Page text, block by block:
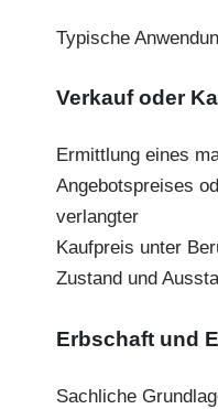
Typische
Verkauf oder
Ermittlung eines
Angebotspreises
verlangter
Kaufpreis unter
Zustand und
Erbschaft und
Sachliche